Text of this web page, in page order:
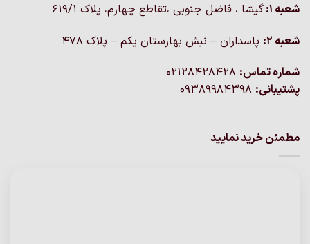
شعبه 1:
گيشا ، فاضل جنوبی ،تقاطع چهارم، پلاک 619/1
شعبه 2:
پاسداران – نبش بهارستان یکم – پلاک ۴۷۸
شماره تماس:
پشتیبانی:
مطمئن خرید نمایید